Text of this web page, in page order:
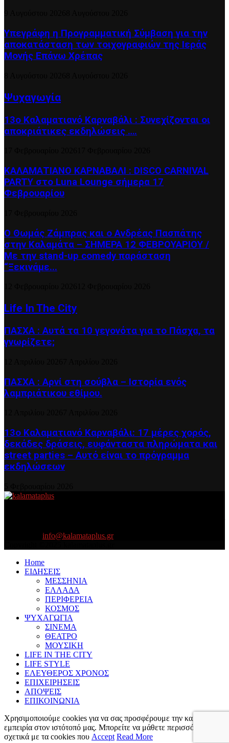
Υπεγράφη η Προγραμματική Σύμβαση για την
αποκατάσταση των τοιχογραφιών της Ιεράς
Μονής Επάνω Χρέπας
Ψυχαγωγία
13ο Καλαματιανό Καρναβάλι : Συνεχίζονται οι
αποκριάτικες εκδηλώσεις ….
ΚΑΛΑΜΑΤΙΑΝΟ ΚΑΡΝΑΒΑΛΙ : DISCO CARNIVAL
PARTY στο Luna Lounge σήμερα 17
Φεβρουαρίου
Ο Θωμάς Ζάμπρας και ο Ανδρέας Πασπάτης
στην Καλαμάτα – ΣΗΜΕΡΑ 12 ΦΕΒΡΟΥΑΡΙΟΥ /
Με την stand-up comedy παράσταση
“Ξεκινάμε...
Life In The City
ΠΑΣΧΑ : Αυτά τα 10 γεγονότα για το Πάσχα, τα
γνωρίζετε;
ΠΑΣΧΑ : Αρνί στη σούβλα – Ιστορία ενός
λαμπριάτικου εθίμου.
13ο Καλαματιανό Καρναβάλι: 17 μέρες χορός,
δεκάδες δράσεις, ευφάνταστα πληρώματα και
street parties – Αυτό είναι το πρόγραμμα
εκδηλώσεων
info@kalamataplus.gr
Home
ΕΙΔΗΣΕΙΣ
ΜΕΣΣΗΝΙΑ
ΕΛΛΑΔΑ
ΠΕΡΙΦΕΡΕΙΑ
ΚΟΣΜΟΣ
ΨΥΧΑΓΩΓΙΑ
ΣΙΝΕΜΑ
ΘΕΑΤΡΟ
ΜΟΥΣΙΚΗ
LIFE IN THE CITY
LIFE STYLE
ΕΛΕΥΘΕΡΟΣ ΧΡΟΝΟΣ
ΕΠΙΧΕΙΡΗΣΕΙΣ
ΑΠΟΨΕΙΣ
ΕΠΙΚΟΙΝΩΝΙΑ
Χρησιμοποιούμε cookies για να σας προσφέρουμε την καλύτερη
εμπειρία στον ιστότοπό μας. Μπορείτε να μάθετε περισσότερα
σχετικά με τα cookies που Accept Read More